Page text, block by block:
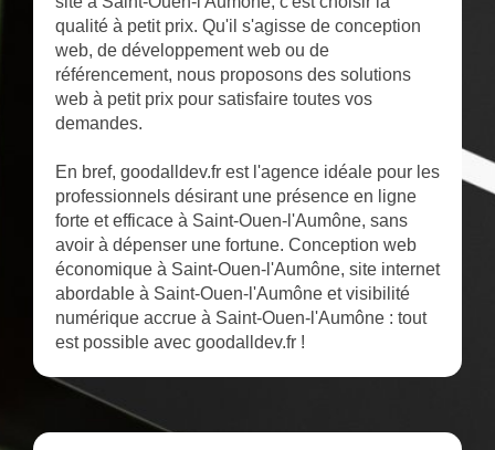
qualité à petit prix. Qu'il s'agisse de conception
web, de développement web ou de
référencement, nous proposons des solutions
web à petit prix pour satisfaire toutes vos
demandes.
En bref, goodalldev.fr est l'agence idéale pour les
professionnels désirant une présence en ligne
forte et efficace à Saint-Ouen-l'Aumône, sans
avoir à dépenser une fortune. Conception web
économique à Saint-Ouen-l'Aumône, site internet
abordable à Saint-Ouen-l'Aumône et visibilité
numérique accrue à Saint-Ouen-l'Aumône : tout
est possible avec goodalldev.fr !